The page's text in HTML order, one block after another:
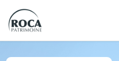
Navigation principale